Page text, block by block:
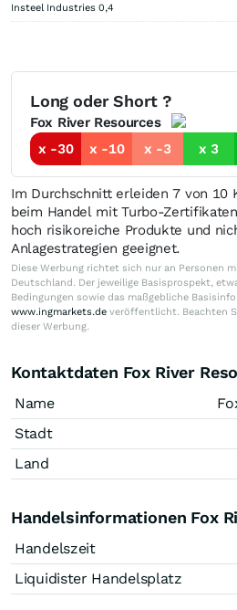
Insteel Industries 0,4
Long oder Short ?
Fox River Resources
x -30
x -10 x -3 x 3
Im Durchschnitt erleiden 7 von 10
beim Handel mit Turbo-
hoch risikoreiche Produkte und
Anlagestrategien geeignet.
Diese Werbung richtet sich nur an Personen
Deutschland. Der jeweilige Basisprospekt,
Bedingungen sowie das maßgebliche
www.ingmarkets.de veröffentlicht. Beachten
dieser Werbung.
Kontaktdaten Fox River
Name
Stadt
Land
Handelsinformationen Fox
Handelszeit
Liquidister Handelsplatz